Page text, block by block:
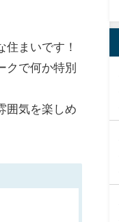
まいです！
クで何か特別
囲気を楽しめ